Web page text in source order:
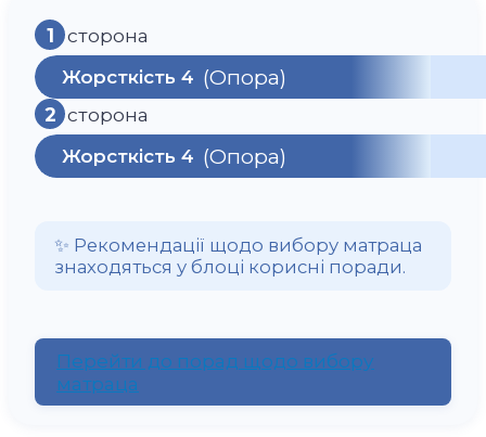
1 сторона
Жорсткість 4 (Опора)
2 сторона
Жорсткість 4 (Опора)
✨ Рекомендації щодо вибору матраца
знаходяться у блоці корисні поради.
Перейти до порад щодо вибору
матраца